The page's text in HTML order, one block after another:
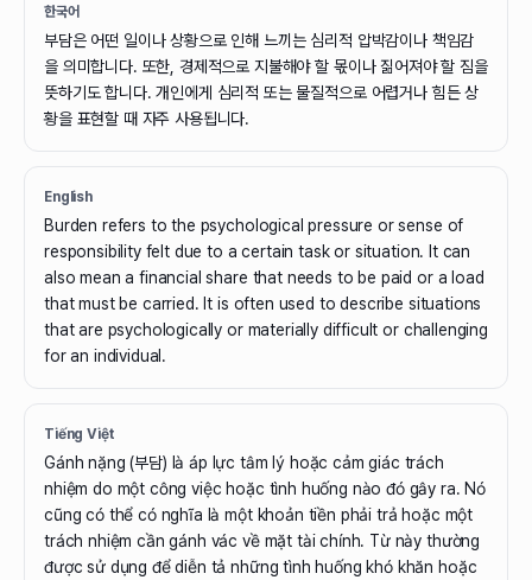
한국어
부담은 어떤 일이나 상황으로 인해 느끼는 심리적 압박감이나 책임감
을 의미합니다. 또한, 경제적으로 지불해야 할 몫이나 짊어져야 할 짐을
뜻하기도 합니다. 개인에게 심리적 또는 물질적으로 어렵거나 힘든 상
황을 표현할 때 자주 사용됩니다.
English
Burden refers to the psychological pressure or sense of
responsibility felt due to a certain task or situation. It can
also mean a financial share that needs to be paid or a load
that must be carried. It is often used to describe situations
that are psychologically or materially difficult or challenging
for an individual.
Tiếng Việt
Gánh nặng (부담) là áp lực tâm lý hoặc cảm giác trách
nhiệm do một công việc hoặc tình huống nào đó gây ra. Nó
cũng có thể có nghĩa là một khoản tiền phải trả hoặc một
trách nhiệm cần gánh vác về mặt tài chính. Từ này thường
được sử dụng để diễn tả những tình huống khó khăn hoặc